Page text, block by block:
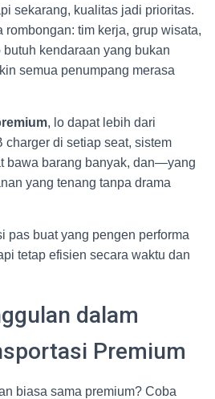
sekarang, kualitas jadi prioritas.
rombongan: tim kerja, grup wisata,
kendaraan yang bukan
semua penumpang merasa
, lo dapat lebih dari
charger di setiap seat, sistem
bawa barang banyak, dan—yang
yang tenang tanpa drama
pas buat yang pengen performa
tetap efisien secara waktu dan
dalam
Premium
biasa sama premium? Coba